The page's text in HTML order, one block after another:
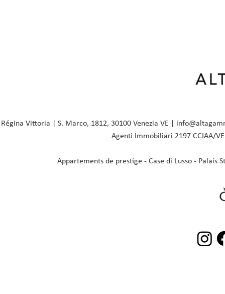
Vittoria | S. Marco, 1812, 30100 Venezia VE |
Agenti Immobiliari 2197 CCIAA/
Appartements de prestige - Case di Lusso -